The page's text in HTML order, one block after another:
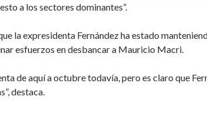
a los sectores dominantes”.
la expresidenta Fernández ha estado
esfuerzos en desbancar a Mauricio Macri.
de aquí a octubre todavía, pero es claro que
destaca.